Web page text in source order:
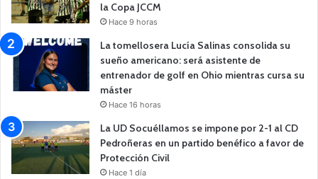
la Copa JCCM
Hace 9 horas
La tomellosera Lucía Salinas consolida su
sueño americano: será asistente de
entrenador de golf en Ohio mientras cursa su
máster
Hace 16 horas
La UD Socuéllamos se impone por 2-1 al CD
Pedroñeras en un partido benéfico a favor de
Protección Civil
Hace 1 día